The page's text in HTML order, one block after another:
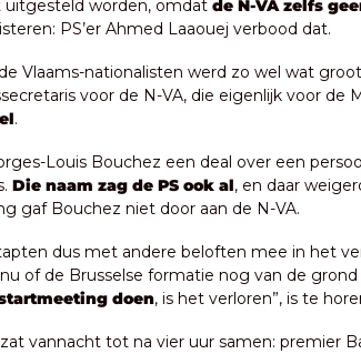
worden, omdat de N-VA zelfs
PS’er Ahmed Laaouej verbood dat.
Vlaams-nationalisten werd zo wel wat
.
Louis Bouchez een deal over een
Die naam zag de PS ook al, en daar
gaf Bouchez niet door aan de N-VA.
dus met andere beloften mee in het
doen, is het verloren”, is te
vannacht tot na vier uur samen: premier